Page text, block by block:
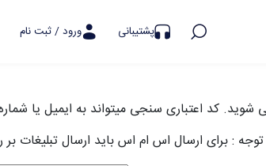
پشتیبانی ورود / ثبت نام
توجه : برای ارسال اس ام اس باید ارسال تبلیغات بر